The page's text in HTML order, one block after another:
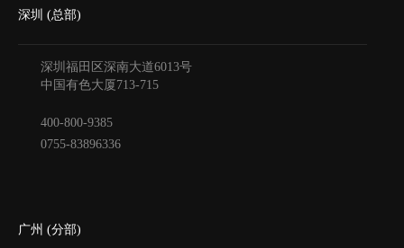
深圳 (总部)
深圳福田区深南大道6013号
中国有色大厦 713-715
400-800-9385
0755-83896336
广州 (分部)